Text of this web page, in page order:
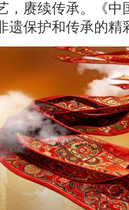
，赓续传承。《
遗保护和传承的精